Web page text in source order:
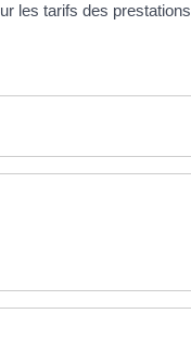
les tarifs des prestations